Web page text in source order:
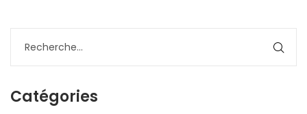
Catégories